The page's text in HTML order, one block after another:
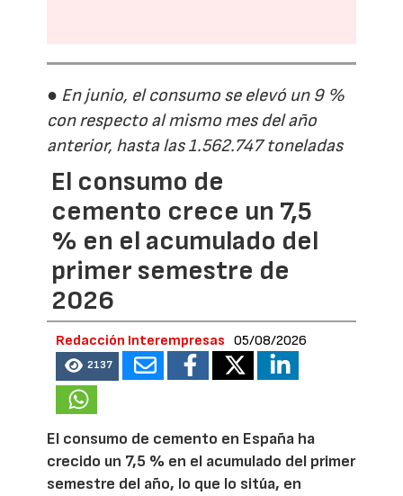
● En junio, el consumo se elevó un 9 %
con respecto al mismo mes del año
anterior, hasta las 1.562.747 toneladas
El consumo de
cemento crece un 7,5
% en el acumulado del
primer semestre de
2026
Redacción Interempresas 05/08/2026
2137
El consumo de cemento en España ha
crecido un 7,5 % en el acumulado del primer
semestre del año, lo que lo sitúa, en